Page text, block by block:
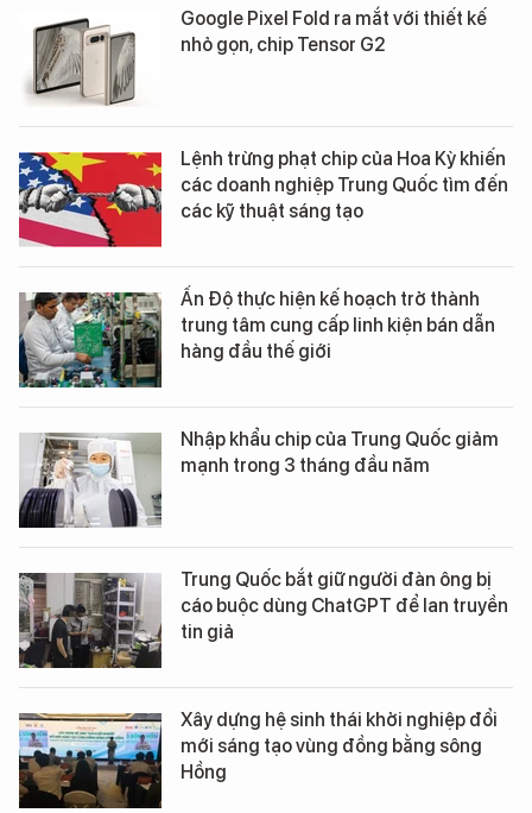
Google Pixel Fold ra mắt với thiết kế
nhỏ gọn, chip Tensor G2
Lệnh trừng phạt chip của Hoa Kỳ khiến
các doanh nghiệp Trung Quốc tìm đến
các kỹ thuật sáng tạo
Ấn Độ thực hiện kế hoạch trở thành
trung tâm cung cấp linh kiện bán dẫn
hàng đầu thế giới
Nhập khẩu chip của Trung Quốc giảm
mạnh trong 3 tháng đầu năm
Trung Quốc bắt giữ người đàn ông bị
cáo buộc dùng ChatGPT để lan truyền
tin giả
Xây dựng hệ sinh thái khởi nghiệp đổi
mới sáng tạo vùng đồng bằng sông
Hồng